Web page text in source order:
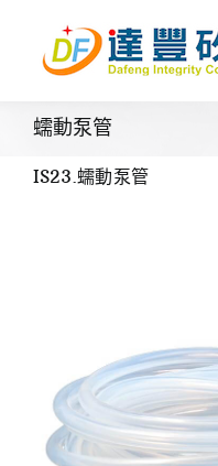
content
蠕動泵管
IS23.蠕動泵管